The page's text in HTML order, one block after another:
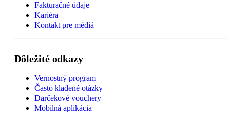
Fakturačné údaje
Kariéra
Kontakt pre médiá
Dôležité odkazy
Vernostný program
Často kladené otázky
Darčekové vouchery
Mobilná aplikácia